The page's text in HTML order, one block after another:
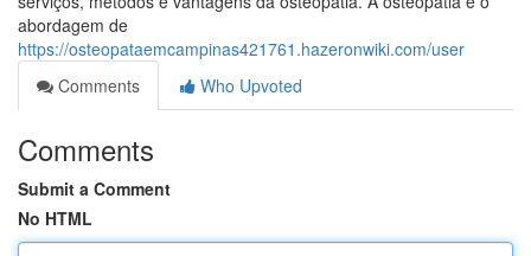
abordagem de
https://osteopataemcampinas421761.hazeronwiki.com/user
Comments
Who Upvoted
Comments
Submit a Comment
No HTML